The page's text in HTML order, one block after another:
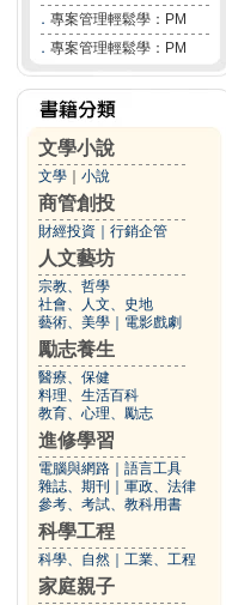
． 專案管理輕鬆學：PM
． 專案管理輕鬆學：PM
文學小說
文學 小說
商管創投
財經投資 行銷企管
人文藝坊
宗教、哲學
社會、人文、史地
藝術、美學
電影戲劇
勵志養生
醫療、保健
料理、生活百科
教育、心理、勵志
進修學習
電腦與網路
語言工具
雜誌、期刊
軍政、法律
參考、考試、教科用書
科學工程
科學、自然 工業、工程
家庭親子